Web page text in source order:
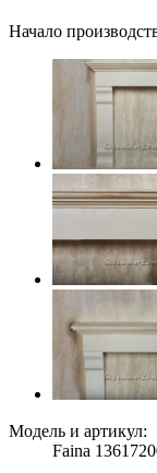
Начало
Модель и артикул:
Faina